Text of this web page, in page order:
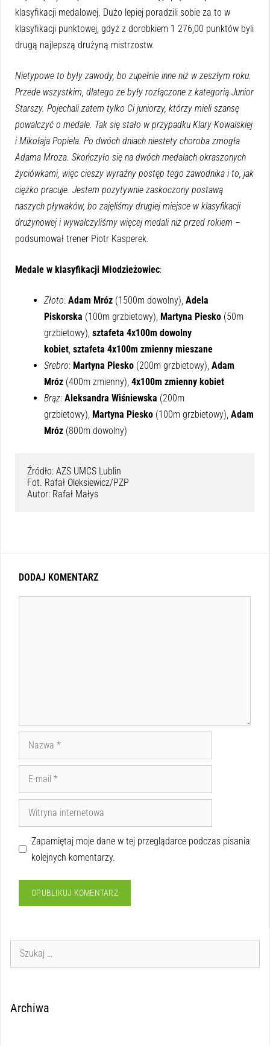
klasyfikacji medalowej. Dużo lepiej poradzili sobie za to w
klasyfikacji punktowej, gdyż z dorobkiem 1 276,00 punktów byli
drugą najlepszą drużyną mistrzostw.
Nietypowe to były zawody, bo zupełnie inne niż w zeszłym roku.
Przede wszystkim, dlatego że były rozłączone z kategorią Junior
Starszy. Pojechali zatem tylko Ci juniorzy, którzy mieli szansę
powalczyć o medale. Tak się stało w przypadku Klary Kowalskiej
i Mikołaja Popiela. Po dwóch dniach niestety choroba zmogła
Adama Mroza. Skończyło się na dwóch medalach okraszonych
życiówkami, więc cieszy wyraźny postęp tego zawodnika i to, jak
ciężko pracuje. Jestem pozytywnie zaskoczony postawą
naszych pływaków, bo zajęliśmy drugiej miejsce w klasyfikacji
drużynowej i wywalczyliśmy więcej medali niż przed rokiem –
podsumował trener Piotr Kasperek.
Medale w klasyfikacji Młodzieżowiec:
Złoto: Adam Mróz (1500m dowolny), Adela
Piskorska (100m grzbietowy), Martyna Piesko (50m
grzbietowy), sztafeta 4x100m dowolny
kobiet, sztafeta 4x100m zmienny mieszane
Srebro: Martyna Piesko (200m grzbietowy), Adam
Mróz (400m zmienny), 4x100m zmienny kobiet
Brąz: Aleksandra Wiśniewska (200m
grzbietowy), Martyna Piesko (100m grzbietowy), Adam
Mróz (800m dowolny)
Źródło: AZS UMCS Lublin
Fot. Rafał Oleksiewicz/PZP
Autor: Rafał Małys
DODAJ KOMENTARZ
Zapamiętaj moje dane w tej przeglądarce podczas pisania
kolejnych komentarzy.
Archiwa